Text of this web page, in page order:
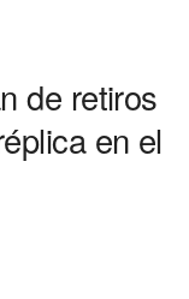
de retiros
en el